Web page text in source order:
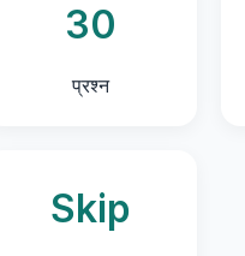
30
प्रश्न
Skip